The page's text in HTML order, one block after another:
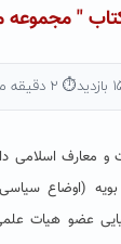
" مجموعه
⏱ ۲ دقیقه مطالعه
و معارف اسلامی
(اوضاع
عضو هیات